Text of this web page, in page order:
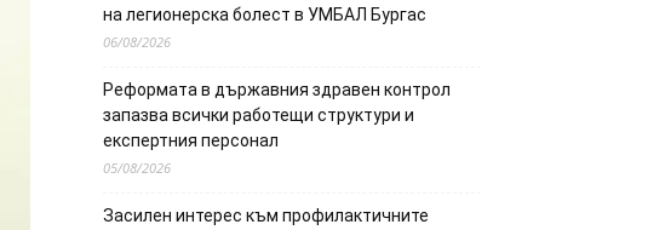
на легионерска болест в УМБАЛ Бургас
06/08/2026
Реформата в държавния здравен контрол
запазва всички работещи структури и
експертния персонал
05/08/2026
Засилен интерес към профилактичните